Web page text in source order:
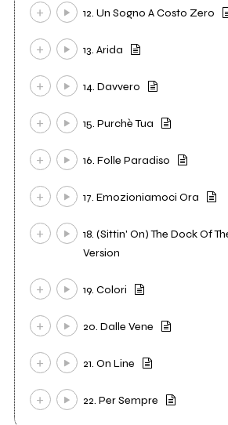
12. Un Sogno A Costo Zero
13. Arida
14. Davvero
15. Purchè Tua
16. Folle Paradiso
17. Emozioniamoci Ora
18. (Sittin' On) The Dock Of
Version
19. Colori
20. Dalle Vene
21. On Line
22. Per Sempre